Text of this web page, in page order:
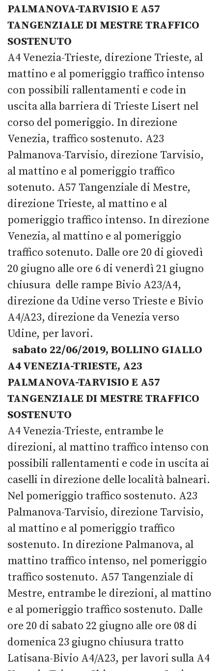
PALMANOVA-TARVISIO E A57
TANGENZIALE DI MESTRE TRAFFICO
SOSTENUTO
A4 Venezia-Trieste, direzione Trieste, al
mattino e al pomeriggio traffico intenso
con possibili rallentamenti e code in
uscita alla barriera di Trieste Lisert nel
corso del pomeriggio. In direzione
Venezia, traffico sostenuto. A23
Palmanova-Tarvisio, direzione Tarvisio,
al mattino e al pomeriggio traffico
sotenuto. A57 Tangenziale di Mestre,
direzione Trieste, al mattino e al
pomeriggio traffico intenso. In direzione
Venezia, al mattino e al pomeriggio
traffico sotenuto. Dalle ore 20 di giovedì
20 giugno alle ore 6 di venerdì 21 giugno
chiusura delle rampe Bivio A23/A4,
direzione da Udine verso Trieste e Bivio
A4/A23, direzione da Venezia verso
Udine, per lavori.
sabato 22/06/2019, BOLLINO GIALLO
A4 VENEZIA-TRIESTE, A23
PALMANOVA-TARVISIO E A57
TANGENZIALE DI MESTRE TRAFFICO
SOSTENUTO
A4 Venezia-Trieste, entrambe le
direzioni, al mattino traffico intenso con
possibili rallentamenti e code in uscita ai
caselli in direzione delle località balneari.
Nel pomeriggio traffico sostenuto. A23
Palmanova-Tarvisio, direzione Tarvisio,
al mattino e al pomeriggio traffico
sostenuto. In direzione Palmanova, al
mattino traffico intenso, nel pomeriggio
traffico sostenuto. A57 Tangenziale di
Mestre, entrambe le direzioni, al mattino
e al pomeriggio traffico sostenuto. Dalle
ore 20 di sabato 22 giugno alle ore 08 di
domenica 23 giugno chiusura tratto
Latisana-Bivio A4/A23, per lavori sulla A4